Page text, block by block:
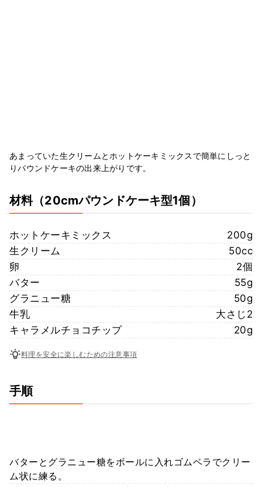
あまっていた生クリームとホットケーキミックスで簡単にしっと
りパウンドケーキの出来上がりです。
材料（20cmパウンドケーキ型1個）
ホットケーキミックス
200g
生クリーム
50cc
卵
2個
バター
55g
グラニュー糖
50g
牛乳
大さじ2
キャラメルチョコチップ
20g
料理を安全に楽しむための注意事項
手順
バターとグラニュー糖をボールに入れゴムベラでクリー
ム状に練る。